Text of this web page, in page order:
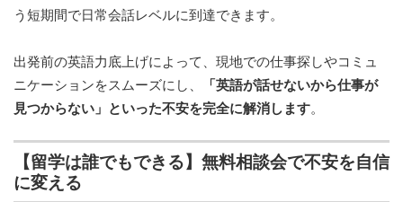
う短期間で日常会話レベルに到達できます。
出発前の英語力底上げによって、現地での仕事探しやコミュ
ニケーションをスムーズにし、
「英語が話せないから仕事が
見つからない」といった不安を完全に解消します。
【留学は誰でもできる】無料相談会で不安を自信
に変える